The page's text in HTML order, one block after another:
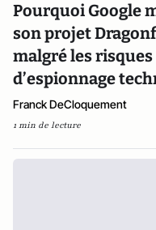
Pourquoi Google
son projet
malgré les
d’espionnage
Franck DeCloquement
1 min de lecture